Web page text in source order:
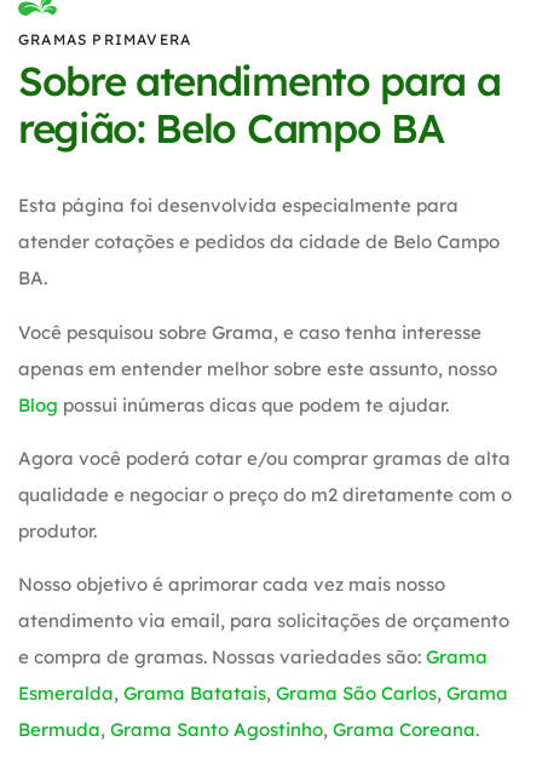
GRAMAS PRIMAVERA
Sobre atendimento para a
região: Belo Campo BA
Esta página foi desenvolvida especialmente para
atender cotações e pedidos da cidade de Belo Campo
BA.
Você pesquisou sobre Grama, e caso tenha interesse
apenas em entender melhor sobre este assunto, nosso
Blog possui inúmeras dicas que podem te ajudar.
Agora você poderá cotar e/ou comprar gramas de alta
qualidade e negociar o preço do m2 diretamente com o
produtor.
Nosso objetivo é aprimorar cada vez mais nosso
atendimento via email, para solicitações de orçamento
e compra de gramas. Nossas variedades são: Grama
Esmeralda, Grama Batatais, Grama São Carlos, Grama
Bermuda, Grama Santo Agostinho, Grama Coreana.